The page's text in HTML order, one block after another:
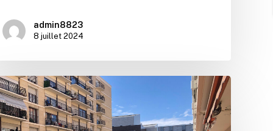
admin8823
8 juillet 2024